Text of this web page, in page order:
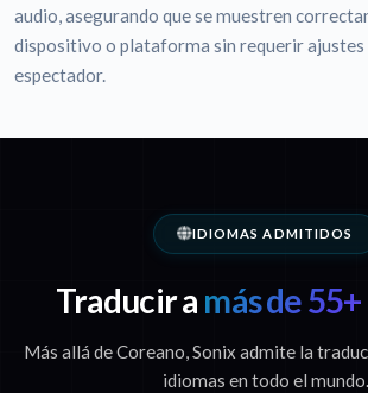
audio, asegurando que se muestren
dispositivo o plataforma sin requerir ajustes
espectador.
IDIOMAS ADMITIDOS
Traducir a más de
Más allá de Coreano, Sonix admite la
idiomas en todo el mundo.